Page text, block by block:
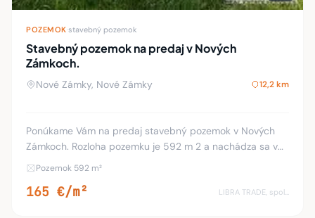
POZEMOK stavebný pozemok
Stavebný pozemok na predaj v Nových
Zámkoch.
Nové Zámky, Nové Zámky 12,2 km
Ponúkame Vám na predaj stavebný pozemok v Nových
Zámkoch. Rozloha pozemku je 592 m 2 a nachádza sa v
novovybudovanej zóne rodinných domov, neďaleko
Pozemok 592 m²
165 €/m² LIBRA TRADE, spol.s.r.o.